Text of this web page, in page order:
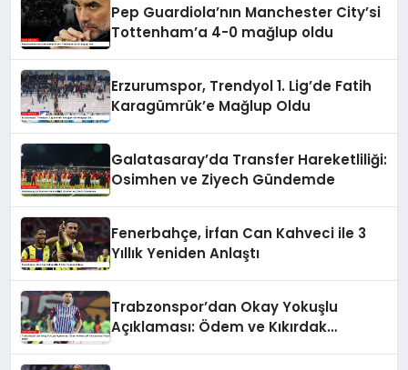
Pep Guardiola’nın Manchester City’si
Tottenham’a 4-0 mağlup oldu
Erzurumspor, Trendyol 1. Lig’de Fatih
Karagümrük’e Mağlup Oldu
Galatasaray’da Transfer Hareketliliği:
Osimhen ve Ziyech Gündemde
Fenerbahçe, İrfan Can Kahveci ile 3
Yıllık Yeniden Anlaştı
Trabzonspor’dan Okay Yokuşlu
Açıklaması: Ödem ve Kıkırdak